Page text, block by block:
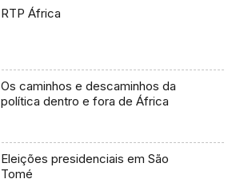
RTP África
Os caminhos e descaminhos da
política dentro e fora de África
Eleições presidenciais em São
Tomé